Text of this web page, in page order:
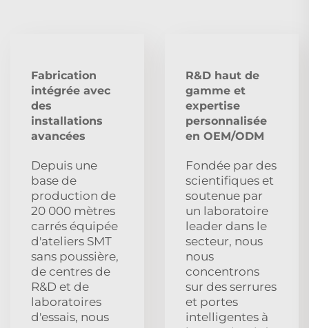
Fabrication
intégrée avec
des
installations
avancées
Depuis une
base de
production de
20 000 mètres
carrés équipée
d'ateliers SMT
sans poussière,
de centres de
R&D et de
laboratoires
d'essais, nous
R&D haut de
gamme et
expertise
personnalisée
en OEM/ODM
Fondée par des
scientifiques et
soutenue par
un laboratoire
leader dans le
secteur, nous
nous
concentrons
sur des serrures
et portes
intelligentes à